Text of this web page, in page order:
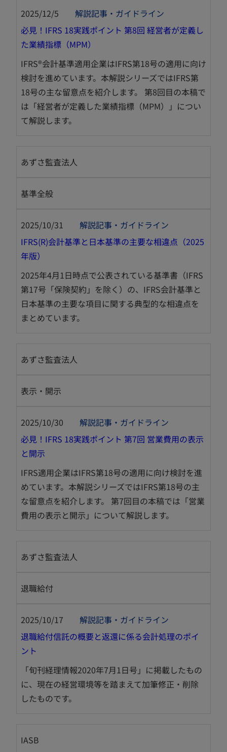
2025/12/5
解説記事・ガイドライン
必見！IFRS 18実践ポイント 第8回 経営者が定義し
た業績指標（MPM）
し
タ
ブ
IFRS®会計基準適用企業はIFRS第18号の適用に向け
検討を進めています。本解説シリーズではIFRS第
18号の主な留意点を紹介します。 第8回目の本稿で
は「経営者が定義した業績指標（MPM）」につい
て解説します。
あずさ監査法人
基準全般
2025/10/31
解説記事・ガイドライン
IFRS(R)会計基準と日本基準の主要な相違点（2025
年版）
し
い
タ
ブ
く
2025年4月1日時点で公表されている基準書（IFRS
第17号「保険契約」を除く）の、IFRS会計基準と
日本基準の主要な項目に関する典型的な相違点を
まとめています。
あずさ監査法人
表示・開示
2025/10/30
解説記事・ガイドライン
必見！IFRS 18実践ポイント 第7回 営業費用の表示
と開示
し
い
タ
ブ
く
IFRS適用企業はIFRS第18号の適用に向け検討を進
めています。本解説シリーズではIFRS第18号の主
な留意点を紹介します。 第7回目の本稿では「営業
費用の表示と開示」について解説します。
あずさ監査法人
退職給付
2025/10/17
解説記事・ガイドライン
退職給付信託の概要と返還に係る会計処理のポイ
ント
し
い
タ
開
「旬刊経理情報2020年7月1日号」に掲載したもの
に、現在の経営環境等を踏まえて加筆修正・削除
したものです。
IASB